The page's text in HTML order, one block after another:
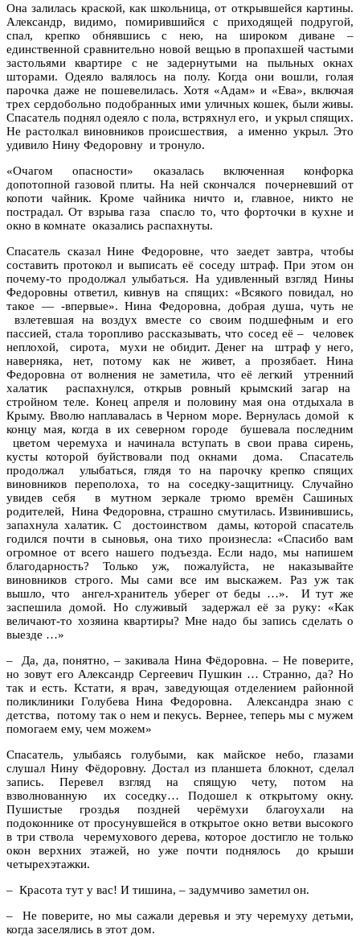
Она залилась краской, как школьница, от открывшейся картины.
Александр, видимо, помирившийся с приходящей подругой,
спал, крепко обнявшись с нею, на широком диване –
единственной сравнительно новой вещью в пропахшей частыми
застольями квартире с не задернутыми на пыльных окнах
шторами. Одеяло валялось на полу. Когда они вошли, голая
парочка даже не пошевелилась. Хотя «Адам» и «Ева», включая
трех сердобольно подобранных ими уличных кошек, были живы.
Спасатель поднял одеяло с пола, встряхнул его, и укрыл спящих.
Не растолкал виновников происшествия, а именно укрыл. Это
удивило Нину Федоровну и тронуло.
«Очагом опасности» оказалась включенная конфорка
допотопной газовой плиты. На ней скончался почерневший от
копоти чайник. Кроме чайника ничто и, главное, никто не
пострадал. От взрыва газа спасло то, что форточки в кухне и
окно в комнате оказались распахнуты.
Спасатель сказал Нине Федоровне, что заедет завтра, чтобы
составить протокол и выписать её соседу штраф. При этом он
почему-то продолжал улыбаться. На удивленный взгляд Нины
Федоровны ответил, кивнув на спящих: «Всякого повидал, но
такое — -впервые». Нина Федоровна, добрая душа, чуть не
взлетевшая на воздух вместе со своим подшефным и его
пассией, стала торопливо рассказывать, что сосед её – человек
неплохой, сирота, мухи не обидит. Денег на штраф у него,
наверняка, нет, потому как не живет, а прозябает. Нина
Федоровна от волнения не заметила, что её легкий утренний
халатик распахнулся, открыв ровный крымский загар на
стройном теле. Конец апреля и половину мая она отдыхала в
Крыму. Вволю наплавалась в Черном море. Вернулась домой к
концу мая, когда в их северном городе бушевала последним
цветом черемуха и начинала вступать в свои права сирень,
кусты которой буйствовали под окнами дома. Спасатель
продолжал улыбаться, глядя то на парочку крепко спящих
виновников переполоха, то на соседку-защитницу. Случайно
увидев себя в мутном зеркале трюмо времён Сашиных
родителей, Нина Федоровна, страшно смутилась. Извинившись,
запахнула халатик. С достоинством дамы, которой спасатель
годился почти в сыновья, она тихо произнесла: «Спасибо вам
огромное от всего нашего подъезда. Если надо, мы напишем
благодарность? Только уж, пожалуйста, не наказывайте
виновников строго. Мы сами все им выскажем. Раз уж так
вышло, что ангел-хранитель уберег от беды …». И тут же
заспешила домой. Но служивый задержал её за руку: «Как
величают-то хозяина квартиры? Мне надо бы запись сделать о
выезде …»
– Да, да, понятно, – закивала Нина Фёдоровна. – Не поверите,
но зовут его Александр Сергеевич Пушкин … Странно, да? Но
так и есть. Кстати, я врач, заведующая отделением районной
поликлиники Голубева Нина Федоровна. Александра знаю с
детства, потому так о нем и пекусь. Вернее, теперь мы с мужем
помогаем ему, чем можем»
Спасатель, улыбаясь голубыми, как майское небо, глазами
слушал Нину Фёдоровну. Достал из планшета блокнот, сделал
запись. Перевел взгляд на спящую чету, потом на
взволнованную их соседку… Подошел к открытому окну.
Пушистые гроздья поздней черёмухи благоухали на
подоконнике от просунувшейся в открытое окно ветви высокого
в три ствола черемухового дерева, которое достигло не только
окон верхних этажей, но уже почти поднялось до крыши
четырехэтажки.
– Красота тут у вас! И тишина, – задумчиво заметил он.
– Не поверите, но мы сажали деревья и эту черемуху детьми,
когда заселялись в этот дом.